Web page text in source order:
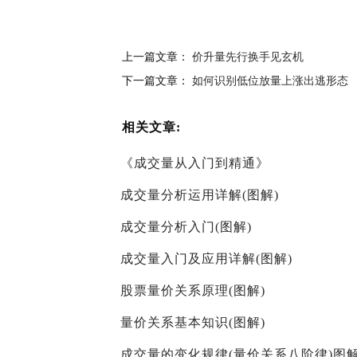
上一篇文章： 价升量先行换手见玄机
下一篇文章： 如何识别低位放量上涨出逃形态
相关文章:
《成交量从入门到精通》
成交量分析运用详解(图解)
成交量分析入门(图解)
成交量入门及应用详解(图解)
股票量价关系原理(图解)
量价关系基本知识(图解)
成交量的变化规律(量价关系八阶律)图